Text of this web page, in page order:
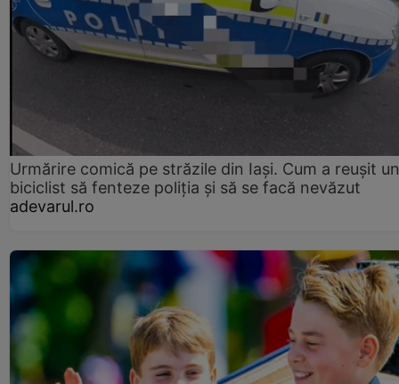
Urmărire comică pe străzile din Iași. Cum a reușit un
biciclist să fenteze poliția și să se facă nevăzut
adevarul.ro